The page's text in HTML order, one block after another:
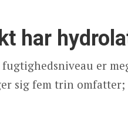
har
er
sig fem trin